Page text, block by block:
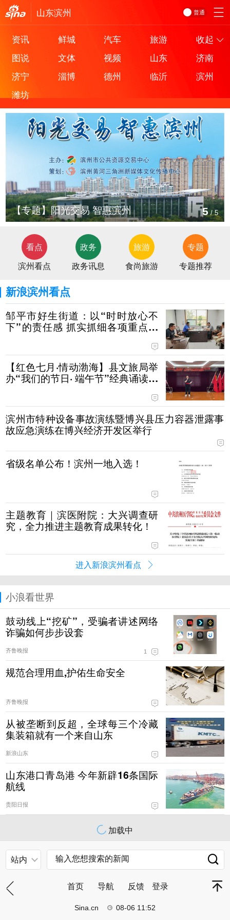
普通
山东滨州
资讯 鲜城 汽车 旅游
收起
图说
文体 视频 山东
济南
济宁
淄博 德州 临沂
滨州
潍坊
【专题】阳光交易 智惠滨州 5/5
看点
滨州看点
政务
政务讯息
旅游
食尚旅游
专题
专题推荐
新浪滨州看点
邹平市好生街道：以“时时放心不
下”的责任感 抓实抓细各项重点工
【红色七月·情动渤海】县文旅局举
办“我们的节日· 端午节”经典诵读主
滨州市特种设备事故演练暨博兴县压力容器泄露事
故应急演练在博兴经济开发区举行
省级名单公布！滨州一地入选！
主题教育｜滨医附院：大兴调查研
究，全力推进主题教育成果转化！
进入新浪滨州看点
小浪看世界
鼓动线上“挖矿”，受骗者讲述网络
诈骗如何步步设套
齐鲁晚报 1
规范合理用血,护佑生命安全
齐鲁晚报
从被垄断到反超，全球每三个冷藏
集装箱就有一个来自山东
新浪山东
山东港口青岛港 今年新辟16条国际
航线
贵阳日报
加载中
站内
首页 导航 反馈 登录
Sina.cn 08-06 11:52